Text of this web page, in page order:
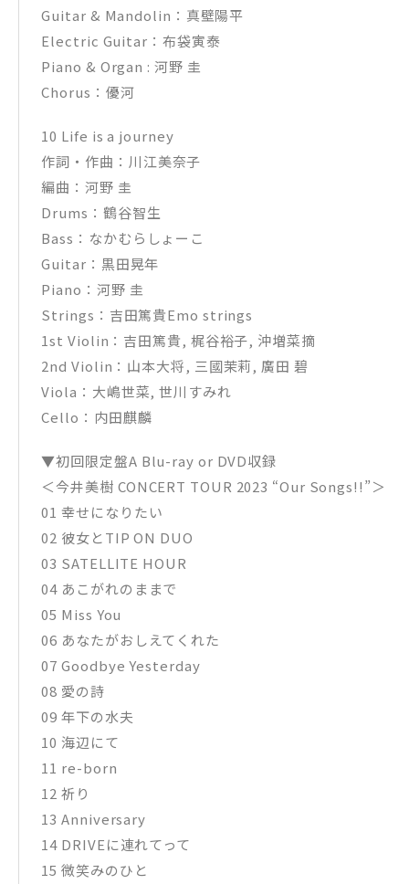
Guitar & Mandolin：真壁陽平
Electric Guitar：布袋寅泰
Piano & Organ : 河野 圭
Chorus：優河
10 Life is a journey
作詞・作曲：川江美奈子
編曲：河野 圭
Drums：鶴谷智生
Bass：なかむらしょーこ
Guitar：黒田晃年
Piano：河野 圭
Strings：吉田篤貴Emo strings
1st Violin：吉田篤貴, 梶谷裕子, 沖増菜摘
2nd Violin：山本大将, 三國茉莉, 廣田 碧
Viola：大嶋世菜, 世川すみれ
Cello：内田麒麟
▼初回限定盤A Blu-ray or DVD収録
＜今井美樹 CONCERT TOUR 2023 “Our Songs!!”＞
01 幸せになりたい
02 彼女とTIP ON DUO
03 SATELLITE HOUR
04 あこがれのままで
05 Miss You
06 あなたがおしえてくれた
07 Goodbye Yesterday
08 愛の詩
09 年下の水夫
10 海辺にて
11 re-born
12 祈り
13 Anniversary
14 DRIVEに連れてって
15 微笑みのひと